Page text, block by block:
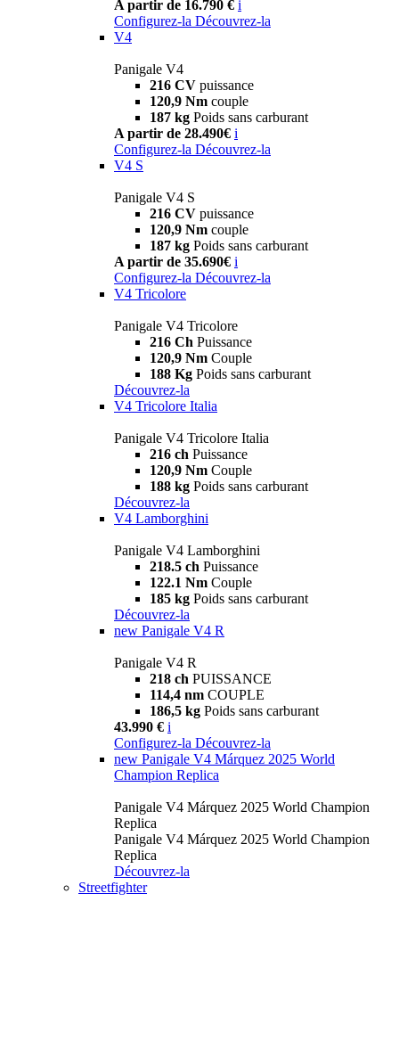
A partir de 16.790 € i
Configurez-la Découvrez-la
V4
Panigale V4
216 CV puissance
120,9 Nm couple
187 kg Poids sans carburant
A partir de 28.490€ i
Configurez-la Découvrez-la
V4 S
Panigale V4 S
216 CV puissance
120,9 Nm couple
187 kg Poids sans carburant
A partir de 35.690€ i
Configurez-la Découvrez-la
V4 Tricolore
Panigale V4 Tricolore
216 Ch Puissance
120,9 Nm Couple
188 Kg Poids sans carburant
Découvrez-la
V4 Tricolore Italia
Panigale V4 Tricolore Italia
216 ch Puissance
120,9 Nm Couple
188 kg Poids sans carburant
Découvrez-la
V4 Lamborghini
Panigale V4 Lamborghini
218.5 ch Puissance
122.1 Nm Couple
185 kg Poids sans carburant
Découvrez-la
new Panigale V4 R
Panigale V4 R
218 ch PUISSANCE
114,4 nm COUPLE
186,5 kg Poids sans carburant
43.990 € i
Configurez-la Découvrez-la
new Panigale V4 Márquez 2025 World
Champion Replica
Panigale V4 Márquez 2025 World Champion
Replica
Panigale V4 Márquez 2025 World Champion
Replica
Découvrez-la
Streetfighter